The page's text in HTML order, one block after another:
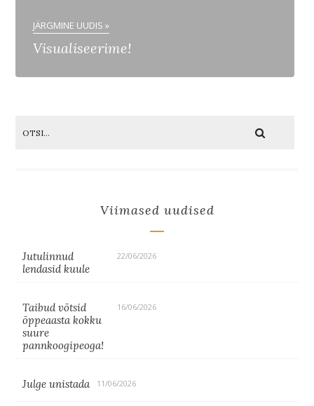
JÄRGMINE UUDIS »
Visualiseerime!
Viimased uudised
Jutulinnud
lendasid kuule
22/06/2026
Taibud võtsid
õppeaasta kokku
suure
pannkoogipeoga!
16/06/2026
Julge unistada 11/06/2026